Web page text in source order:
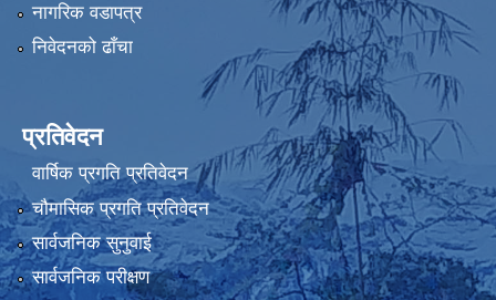
नागरिक वडापत्र
निवेदनको ढाँचा
प्रतिवेदन
वार्षिक प्रगति प्रतिवेदन
चौमासिक प्रगति प्रतिवेदन
सार्वजनिक सुनुवाई
सार्वजनिक परीक्षण